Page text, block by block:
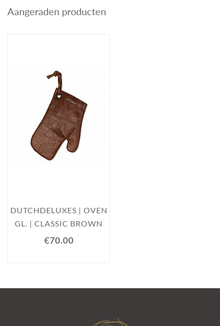
Aangeraden producten
DUTCHDELUXES | OVEN
GL. | CLASSIC BROWN
€70.00